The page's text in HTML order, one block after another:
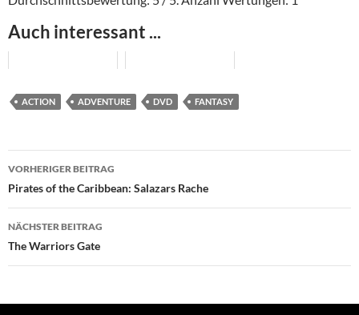
Auch interessant ...
ACTION ADVENTURE DVD FANTASY
Beitragsnavigation
VORHERIGER BEITRAG
Pirates of the Caribbean: Salazars Rache
NÄCHSTER BEITRAG
The Warriors Gate